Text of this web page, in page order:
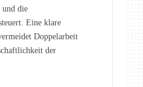
die
Eine klare
Doppelarbeit
der